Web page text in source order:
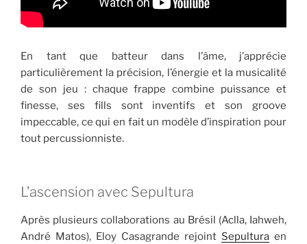
En tant que batteur dans l’âme, j’apprécie
particulièrement la précision, l’énergie et la musicalité
de son jeu : chaque frappe combine puissance et
finesse, ses fills sont inventifs et son groove
impeccable, ce qui en fait un modèle d’inspiration pour
tout percussionniste.
L’ascension avec Sepultura
Après plusieurs collaborations au Brésil (Aclla, Iahweh,
André Matos), Eloy Casagrande rejoint Sepultura en